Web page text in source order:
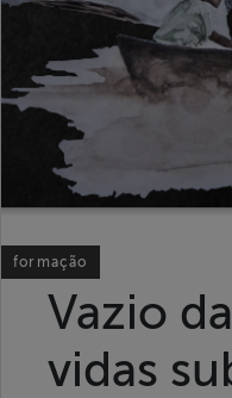
Liberdade de
Expressão
Projetos
Proteção Legal
e Litigância
Documentários
dos
Homenageados
formação
Vazio
vidas